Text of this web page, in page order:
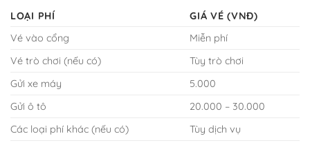
LOẠI PHÍ
GIÁ VÉ (VNĐ)
Vé vào cổng
Miễn phí
Vé trò chơi (nếu có)
Tùy trò chơi
Gửi xe máy
5.000
Gửi ô tô
20.000 – 30.000
Các loại phí khác (nếu có)
Tùy dịch vụ